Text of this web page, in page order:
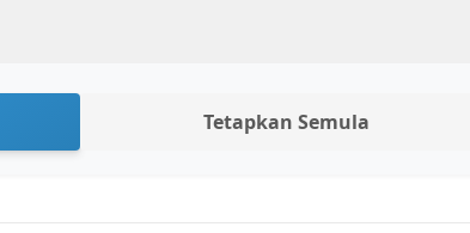
Tetapkan Semula